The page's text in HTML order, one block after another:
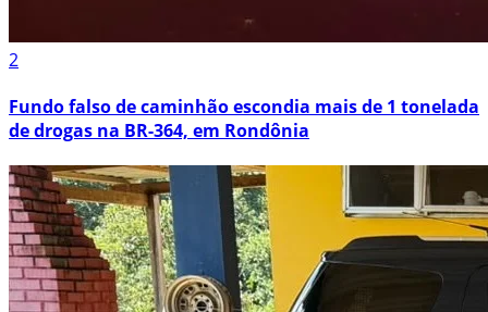
2
Fundo falso de caminhão escondia mais de 1 tonelada
de drogas na BR-364, em Rondônia